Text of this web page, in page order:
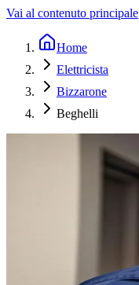
Vai al contenuto principale
Home
Elettricista
Bizzarone
Beghelli